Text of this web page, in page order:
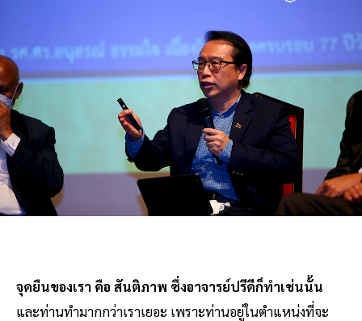
จุดยืนของเรา คือ สันติภาพ ซึ่งอาจารย์ปรีดีก็ทำเช่นนั้น
และท่านทำมากกว่าเราเยอะ เพราะท่านอยู่ในตำแหน่งที่จะ